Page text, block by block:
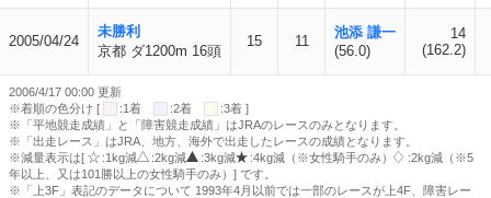
2005/04/24
未勝利
京都 ダ1200m 16頭
15 11
池添 謙一
(56.0)
14
(162.2)
2006/4/17 00:00 更新
※着順の色分け [
:1着 :2着
:3着 ]
※「平地競走成績」と「障害競走成績」はJRAのレースのみとなります。
※「出走レース」はJRA、地方、海外で出走したレースの成績となります。
※減量表示は[
:1kg減 :2kg減 :3kg減 :4kg減（※女性騎手のみ）
:2kg減（※5
年以上、又は101勝以上の女性騎手のみ）] です。
※「上3F」表記のデータについて 1993年4月以前では一部のレースが上4F、障害レー